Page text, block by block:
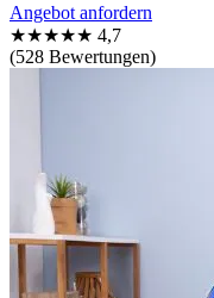
Angebot anfordern
★★★★★ 4,7
(528 Bewertungen)